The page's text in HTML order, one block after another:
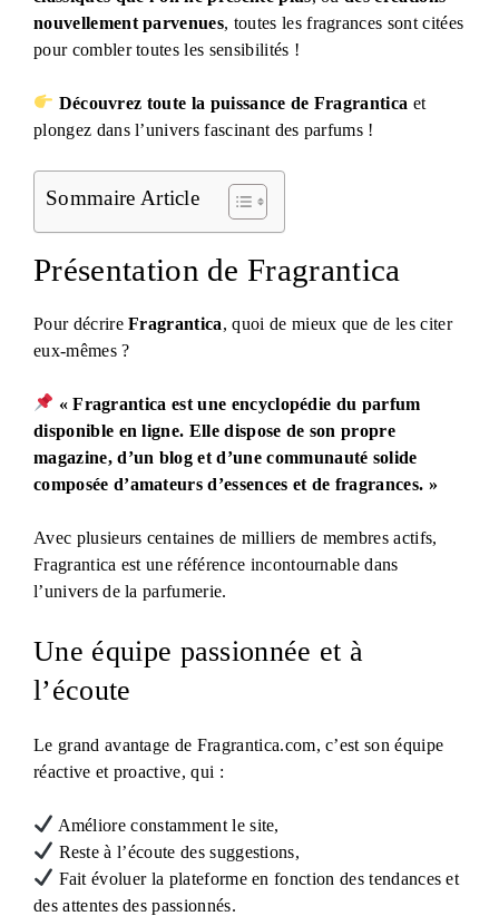
nouvellement parvenues, toutes les fragrances sont citées
pour combler toutes les sensibilités !
Découvrez toute la puissance de Fragrantica et
plongez dans l’univers fascinant des parfums !
Sommaire Article
Présentation de Fragrantica
Pour décrireFragrantica, quoi de mieux que de les citer
eux-mêmes ?
« Fragrantica est une encyclopédie du parfum
disponible en ligne. Elle dispose de son propre
magazine, d’un blog et d’une communauté solide
composée d’amateurs d’essences et de fragrances. »
Avec plusieurs centaines de milliers de membres actifs,
Fragrantica est une référence incontournable dans
l’univers de la parfumerie.
Une équipe passionnée et à
l’écoute
Le grand avantage de Fragrantica.com, c’est son équipe
réactive et proactive, qui :
Améliore constamment le site,
Reste à l’écoute des suggestions,
Fait évoluer la plateforme en fonction des tendances et
des attentes des passionnés.